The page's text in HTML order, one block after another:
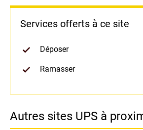
Services offerts à ce site
Déposer
Ramasser
Autres sites UPS à